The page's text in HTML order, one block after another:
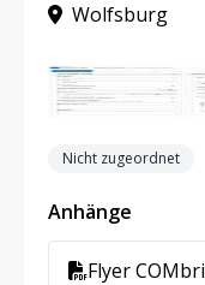
Wolfsburg
Nicht zugeordnet
Anhänge
Flyer